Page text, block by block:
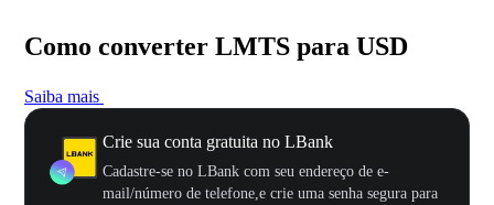
Como converter LMTS para USD
Saiba mais
Crie sua conta gratuita no LBank
Cadastre-se no LBank com seu endereço de e-
mail/número de telefone,e crie uma senha segura para